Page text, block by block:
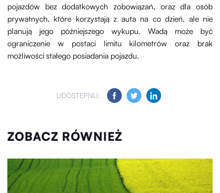
pojazdów bez dodatkowych zobowiązań, oraz dla osób
prywatnych, które korzystają z auta na co dzień, ale nie
planują jego późniejszego wykupu. Wadą może być
ograniczenie w postaci limitu kilometrów oraz brak
możliwości stałego posiadania pojazdu.
UDOSTĘPNIJ:
ZOBACZ RÓWNIEŻ